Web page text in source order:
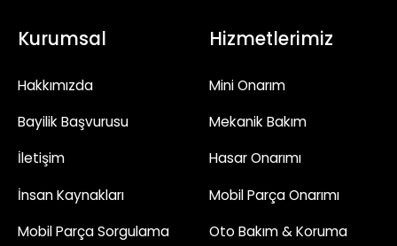
Kurumsal
Hakkımızda
Bayilik Başvurusu
İletişim
İnsan Kaynakları
Mobil Parça Sorgulama
Hizmetlerimiz
Mini Onarım
Mekanik Bakım
Hasar Onarımı
Mobil Parça Onarımı
Oto Bakım & Koruma